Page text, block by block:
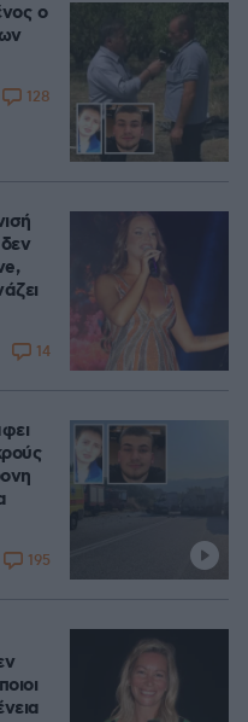
ο
128
14
195